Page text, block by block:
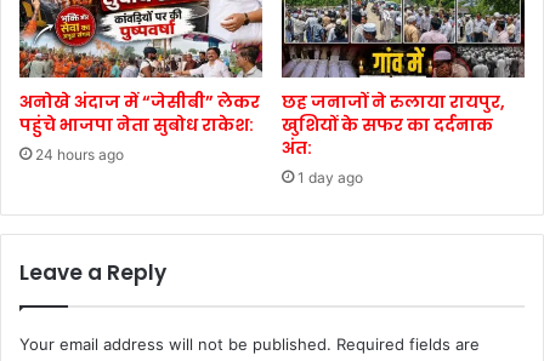
अनोखे अंदाज में “जेसीबी” लेकर
पहुंचे भाजपा नेता सुबोध राकेश:
24 hours ago
छह जनाजों ने रुलाया रायपुर,
खुशियों के सफर का दर्दनाक
अंत:
1 day ago
Leave a Reply
Your email address will not be published. Required fields are